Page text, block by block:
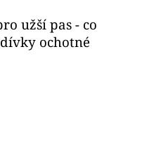
užší pas - co
ochotné